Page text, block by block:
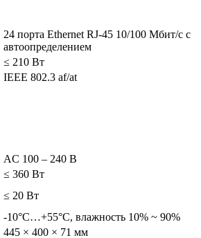
24 порта Ethernet RJ-45 10/100 Мбит/с с
автоопределением
≤ 210 Вт
IEEE 802.3 af/at
AC 100 – 240 В
≤ 360 Вт
≤ 20 Вт
-10°C…+55°C, влажность 10% ~ 90%
445 × 400 × 71 мм